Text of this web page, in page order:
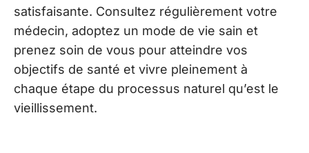
satisfaisante. Consultez régulièrement votre
médecin, adoptez un mode de vie sain et
prenez soin de vous pour atteindre vos
objectifs de santé et vivre pleinement à
chaque étape du processus naturel qu’est le
vieillissement.